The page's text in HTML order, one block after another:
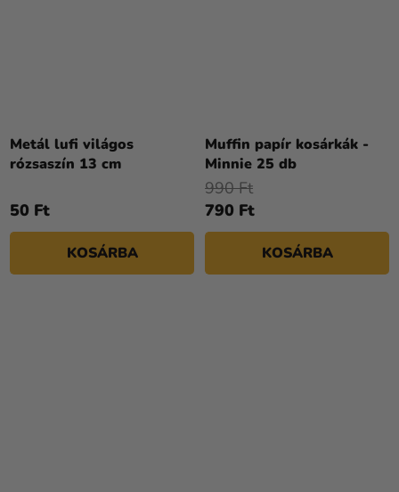
Metál lufi világos
rózsaszín 13 cm
50 Ft
KOSÁRBA
Muffin papír kosárkák -
Minnie 25 db
790 Ft
990 Ft
KOSÁRBA